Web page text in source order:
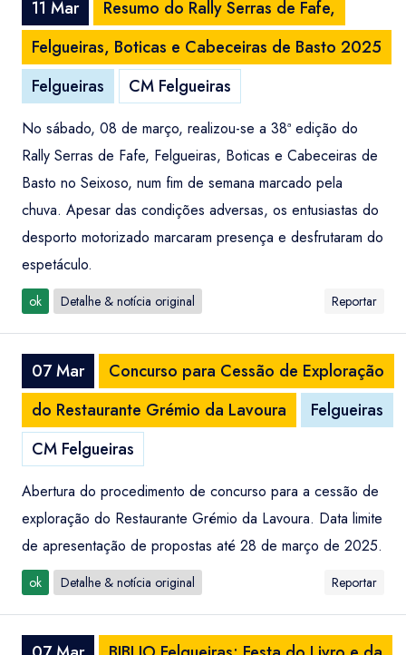
11 Mar
Resumo do Rally Serras de Fafe,
Felgueiras, Boticas e Cabeceiras de Basto 2025
Felgueiras
CM Felgueiras
No sábado, 08 de março, realizou-se a 38ª edição do
Rally Serras de Fafe, Felgueiras, Boticas e Cabeceiras de
Basto no Seixoso, num fim de semana marcado pela
chuva. Apesar das condições adversas, os entusiastas do
desporto motorizado marcaram presença e desfrutaram do
espetáculo.
ok Detalhe & notícia original Reportar
07 Mar
Concurso para Cessão de Exploração
do Restaurante Grémio da Lavoura
Felgueiras
CM Felgueiras
Abertura do procedimento de concurso para a cessão de
exploração do Restaurante Grémio da Lavoura. Data limite
de apresentação de propostas até 28 de março de 2025.
ok Detalhe & notícia original Reportar